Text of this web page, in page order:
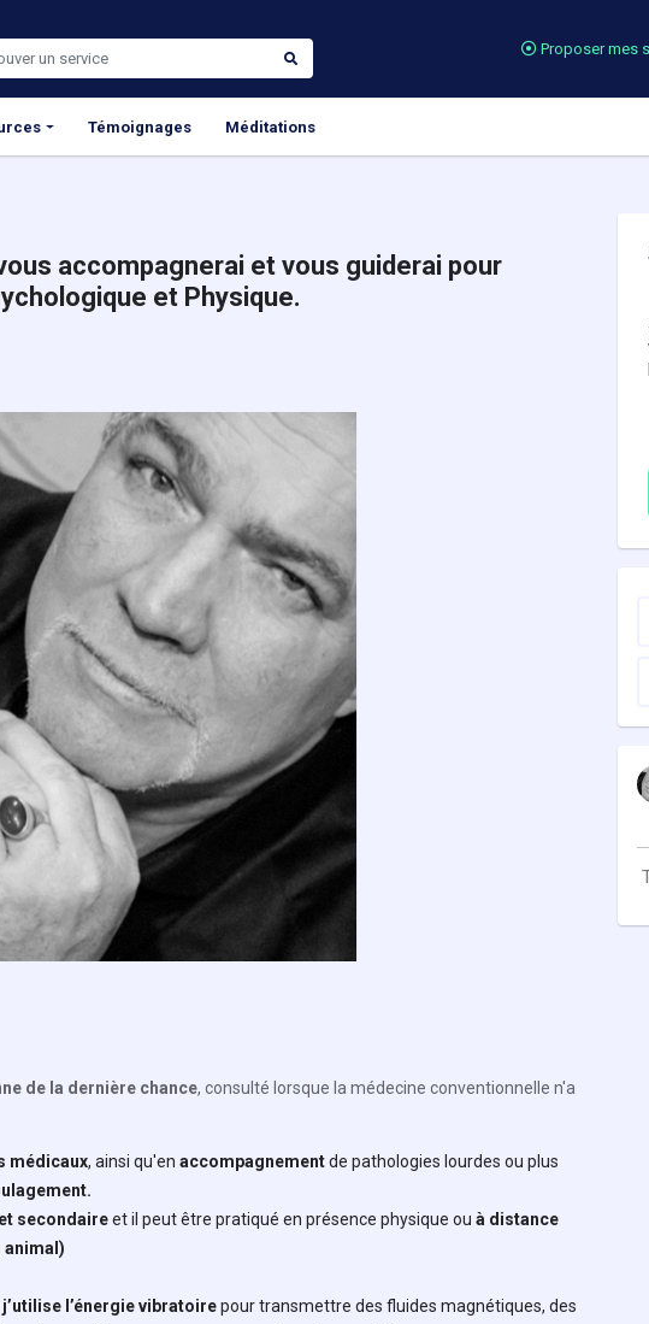
Proposer mes
Témoignages Méditations
accompagnerai et vous guiderai pour
et Physique.
de la dernière chance, consulté lorsque la médecine conventionnelle n'a
médicaux, ainsi qu'en accompagnementde pathologies lourdes ou plus
secondaireet il peut être pratiqué en présence physique ou à distance
animal)
j’utilise l’énergie vibratoirepour transmettre des fluides magnétiques, des